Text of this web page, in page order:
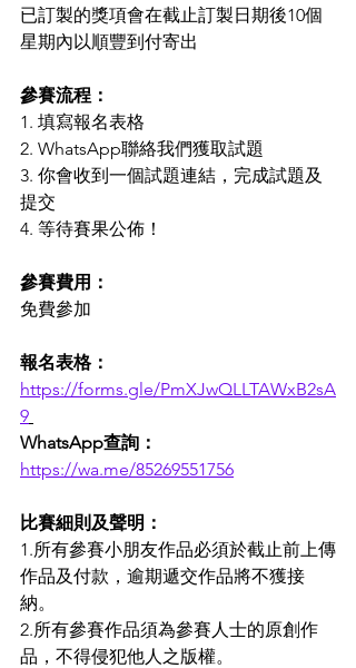
已訂製的獎項會在截止訂製日期後10個
星期內以順豐到付寄出
參賽流程：
1. 填寫報名表格
2. WhatsApp聯絡我們獲取試題
3. 你會收到一個試題連結，完成試題及
提交
4. 等待賽果公佈！
參賽費用：
免費參加
報名表格：
https://forms.gle/PmXJwQLLTAWxB2sA
9
WhatsApp查詢：
https://wa.me/85269551756
比賽細則及聲明：
1.所有參賽小朋友作品必須於截止前上傳
作品及付款，逾期遞交作品將不獲接
納。
2.所有參賽作品須為參賽人士的原創作
品，不得侵犯他人之版權。